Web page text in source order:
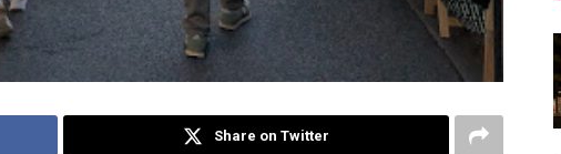
Share on Twitter